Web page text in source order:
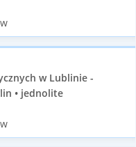
w Lublinie -
• jednolite